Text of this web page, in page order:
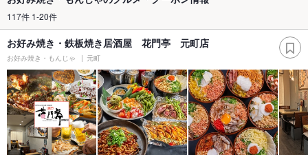
117件 1-20件
お好み焼き・鉄板焼き居酒屋 花門亭 元町店
お好み焼き・もんじゃ 元町